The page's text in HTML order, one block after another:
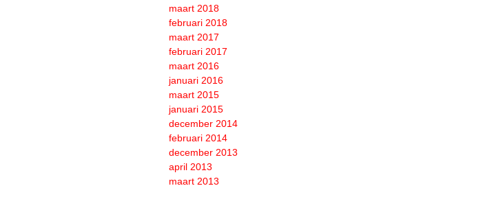
maart 2018
februari 2018
maart 2017
februari 2017
maart 2016
januari 2016
maart 2015
januari 2015
december 2014
februari 2014
december 2013
april 2013
maart 2013